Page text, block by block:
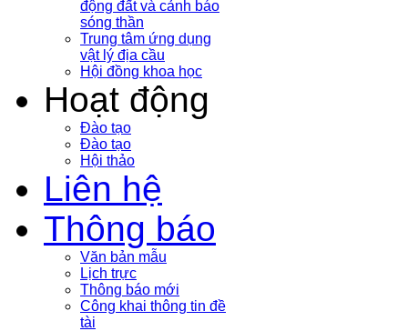
động đất và cảnh báo
sóng thần
Trung tâm ứng dụng
vật lý địa cầu
Hội đồng khoa học
Hoạt động
Đào tạo
Đào tạo
Hội thảo
Liên hệ
Thông báo
Văn bản mẫu
Lịch trực
Thông báo mới
Công khai thông tin đề
tài